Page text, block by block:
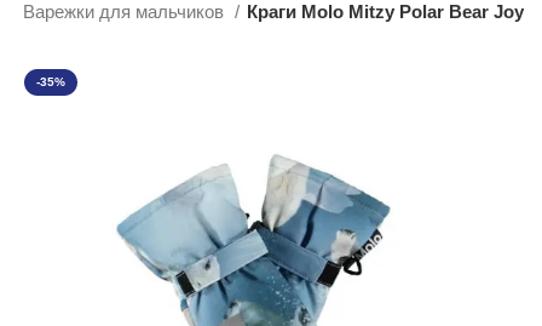
Варежки для мальчиков Краги Molo Mitzy Polar Bear Joy
-35%